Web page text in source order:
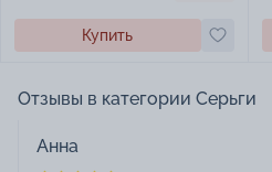
Купить
Отзывы в категории Серьги
Анна